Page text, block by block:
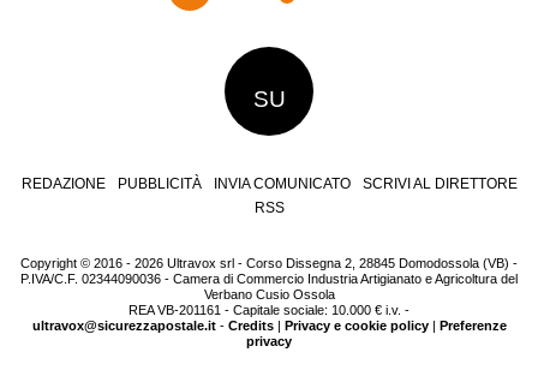
SU
REDAZIONE PUBBLICITÀ INVIA COMUNICATO
SCRIVI AL DIRETTORE
RSS
Copyright © 2016 - 2026 Ultravox srl - Corso Dissegna 2, 28845 Domodossola (VB) -
P.IVA/C.F. 02344090036 - Camera di Commercio Industria Artigianato e Agricoltura del
Verbano Cusio Ossola
REA VB-201161 - Capitale sociale: 10.000 € i.v. -
ultravox@sicurezzapostale.it- Credits| Privacy e cookie policy| Preferenze
privacy